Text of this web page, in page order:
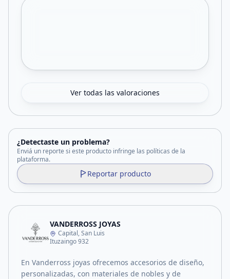
Ver todas las valoraciones
¿Detectaste un problema?
Enviá un reporte si este producto infringe las políticas de la
plataforma.
Reportar producto
VANDERROSS JOYAS
Capital, San Luis
Ituzaingo 932
En Vanderross joyas ofrecemos accesorios de diseño,
personalizadas, con materiales de nobles y de